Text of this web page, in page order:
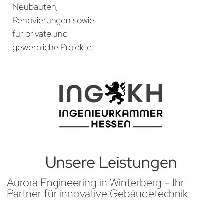
Neubauten,
Renovierungen sowie
für private und
gewerbliche Projekte.
Unsere Leistungen
Aurora Engineering in Winterberg – Ihr
Partner für innovative Gebäudetechnik